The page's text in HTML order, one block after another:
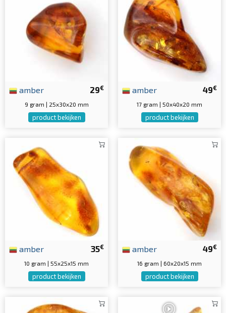
29€
amber
9 gram | 25x30x20 mm
product bekijken
49€
amber
17 gram | 50x40x20 mm
product bekijken
35€
amber
10 gram | 55x25x15 mm
product bekijken
49€
amber
16 gram | 60x20x15 mm
product bekijken